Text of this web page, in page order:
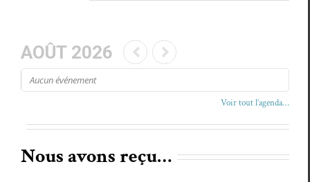
AOÛT 2026
Aucun événe­ment
Voir tout l’agenda…
Nous avons reçu…